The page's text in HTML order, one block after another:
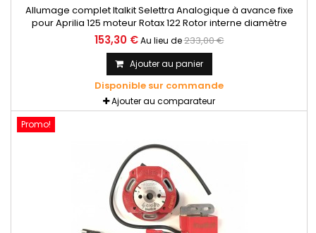
Allumage complet Italkit Selettra Analogique à avance fixe
pour Aprilia 125 moteur Rotax 122 Rotor interne diamètre
58mm, courbe fixe. Livré avec support stator, stator, rotor
interne Ø58mm, bobine haute tension et câble de masse.
153,30 € Au lieu de233,00 €
Ajouter au panier
Disponible sur commande
Ajouter au comparateur
Promo!